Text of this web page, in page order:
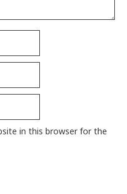
in this browser for the